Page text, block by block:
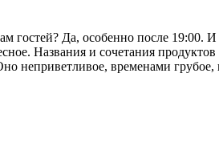
гостей? Да, особенно после 19:00.
Названия и сочетания
неприветливое, временами